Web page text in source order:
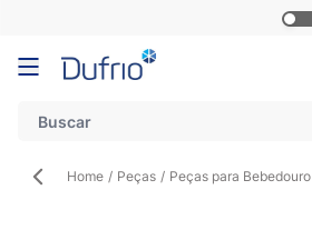
Pular para o conteúdo
Home / Peças / Peças para Bebedouro